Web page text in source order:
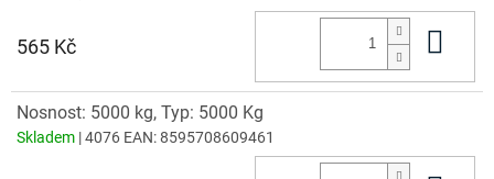
565 Kč
Nosnost: 5000 kg, Typ: 5000 Kg
Skladem | 4076 EAN:8595708609461